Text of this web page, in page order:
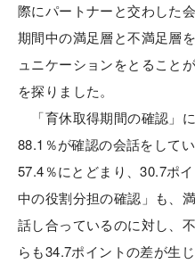
際にパートナーと交わした
期間中の満足層と不満足層
ュニケーションをとること
を探りました。
「育休取得期間の確認」
88.1％が確認の会話をして
57.4％にとどまり、30.7ポ
中の役割分担の確認」も、
話し合っているのに対し、
らも34.7ポイントの差が生